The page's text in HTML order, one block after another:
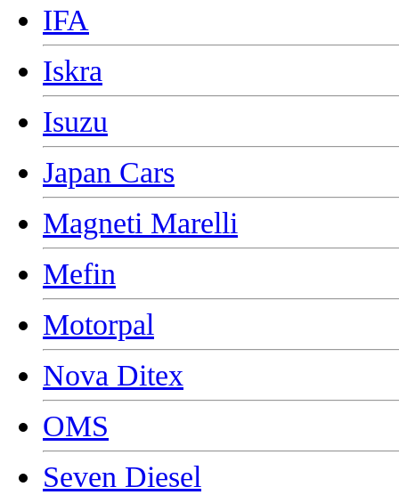
IFA
Iskra
Isuzu
Japan Cars
Magneti Marelli
Mefin
Motorpal
Nova Ditex
OMS
Seven Diesel